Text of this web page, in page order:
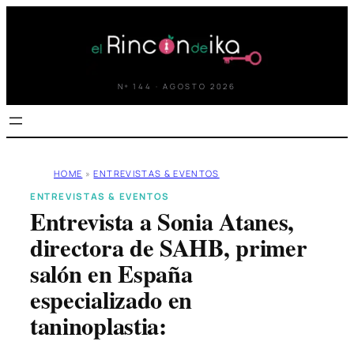
Nº 144 · AGOSTO 2026
HOME » ENTREVISTAS & EVENTOS
ENTREVISTAS & EVENTOS
Entrevista a Sonia Atanes,
directora de SAHB, primer
salón en España
especializado en
taninoplastia: